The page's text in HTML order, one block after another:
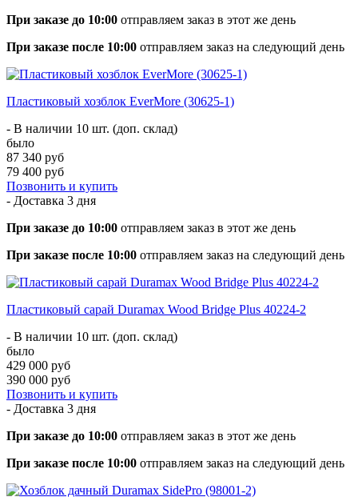
При заказе до 10:00 отправляем заказ в этот же день
При заказе после 10:00 отправляем заказ на следующий день
Пластиковый хозблок EverMore (30625-1)
- В наличии 10 шт. (доп. склад)
было
87 340 руб
79 400 руб
Позвонить и купить
- Доставка 3 дня
При заказе до 10:00 отправляем заказ в этот же день
При заказе после 10:00 отправляем заказ на следующий день
Пластиковый сарай Duramax Wood Bridge Plus 40224-2
- В наличии 10 шт. (доп. склад)
было
429 000 руб
390 000 руб
Позвонить и купить
- Доставка 3 дня
При заказе до 10:00 отправляем заказ в этот же день
При заказе после 10:00 отправляем заказ на следующий день